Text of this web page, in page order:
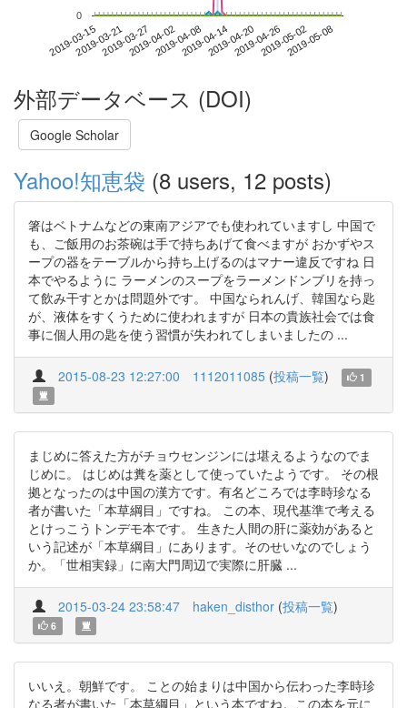
2019-03-152019-03-212019-03-272019-04-022019-04-082019-04-142019-04-202019-04-262019-05-022019-05-08
0
外部データベース (DOI)
Google Scholar
Yahoo!知恵袋 (8 users, 12 posts)
箸はベトナムなどの東南アジアでも使われていますし 中国で
も、ご飯用のお茶碗は手で持ちあげて食べますが おかずやス
ープの器をテーブルから持ち上げるのはマナー違反ですね 日
本でやるように ラーメンのスープをラーメンドンブリを持っ
て飲み干すとかは問題外です。 中国なられんげ、韓国なら匙
が、液体をすくうために使われますが 日本の貴族社会では食
事に個人用の匙を使う習慣が失われてしまいましたの ...
2015-08-23 12:27:00 1112011085 (投稿一覧) 1
まじめに答えた方がチョウセンジンには堪えるようなのでま
じめに。 はじめは糞を薬として使っていたようです。 その根
拠となったのは中国の漢方です。有名どころでは李時珍なる
者が書いた「本草綱目」ですね。 この本、現代基準で考える
とけっこうトンデモ本です。 生きた人間の肝に薬効があると
いう記述が「本草綱目」にあります。そのせいなのでしょう
か。「世相実録」に南大門周辺で実際に肝臓 ...
2015-03-24 23:58:47 haken_disthor (投稿一覧)
6
いいえ。朝鮮です。 ことの始まりは中国から伝わった李時珍
なる者が書いた「本草綱目」という本ですね。この本を元に